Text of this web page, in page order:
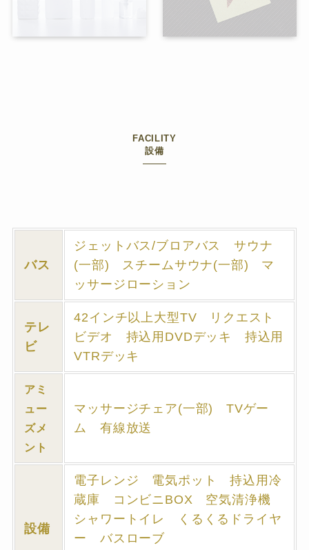
FACILITY
設備
バス
ジェットバス/ブロアバス サウナ
(一部) スチームサウナ(一部) マ
ッサージローション
テレ
ビ
42インチ以上大型TV リクエスト
ビデオ 持込用DVDデッキ 持込用
VTRデッキ
アミ
ュー
ズメ
ント
マッサージチェア(一部) TVゲー
ム 有線放送
設備
電子レンジ 電気ポット 持込用冷
蔵庫 コンビニBOX 空気清浄機
シャワートイレ くるくるドライヤ
ー バスローブ